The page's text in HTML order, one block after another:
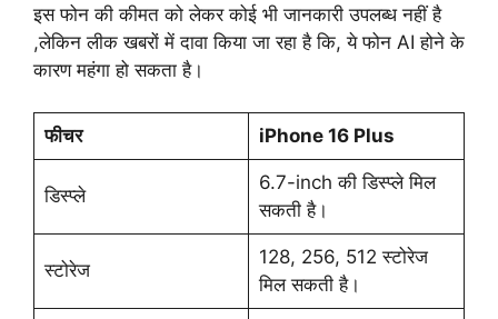
इस फोन की कीमत को लेकर कोई भी जानकारी उपलब्ध नहीं है
,लेकिन लीक खबरों में दावा किया जा रहा है कि, ये फोन AI होने के
कारण महंगा हो सकता है।
फीचर iPhone 16 Plus
डिस्प्ले
6.7-inch की डिस्प्ले मिल
सकती है।
स्टोरेज
128, 256, 512 स्टोरेज
मिल सकती है।